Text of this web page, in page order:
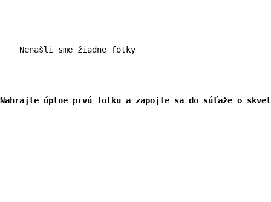
    Nenašli sme žiadne fotky
Nahrajte úplne prvú fotku a zapojte sa do súťaže o